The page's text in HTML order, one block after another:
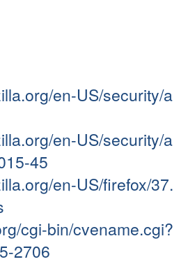
en-US/security/a
en-US/security/a
45
en-US/firefox/37.
cgi-bin/cvename.cgi?
2706